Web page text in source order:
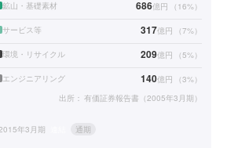
鉱山・基礎素材 686億円 （ 16%）
サービス等 317億円 （7%）
環境・リサイクル 209億円 （5%）
エンジニアリング 140億円 （3%）
出所： 有価証券報告書（2005年3月期）
年3月期 通期